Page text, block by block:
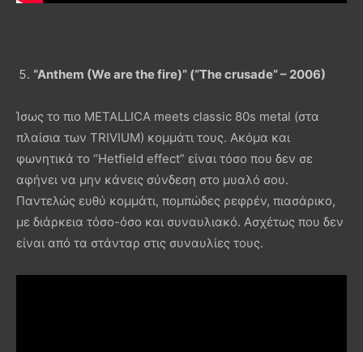
“Anthem (We are the fire)” (“The crusade” – 2006)
Ίσως το πιο METALLICA meets classic 80s metal (στα
πλαίσια των TRIVIUM) κομμάτι τους. Ακόμα και
φωνητικά το “Hetfield effect” είναι τόσο που δεν σε
αφήνει να μην κάνεις σύνδεση στο μυαλό σου.
Παντελώς ευθύ κομμάτι, πομπώδες ρεφρέν, πιασάρικο,
με διάρκεια τόσο-όσο και συναυλιακό. Ασχέτως που δεν
είναι από τα στάνταρ στις συναυλίες τους.